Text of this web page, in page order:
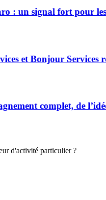
: un signal fort pour
et Bonjour Services
complet, de
d'activité particulier ?